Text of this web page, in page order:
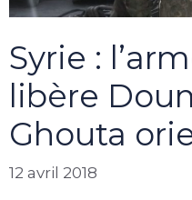
Syrie :
libère
Ghouta
12 avril 2018